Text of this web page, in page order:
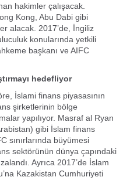
hakimler çalışacak.
Kong, Abu Dabi gibi
alacak. 2017’de, İngiliz
konularında yetkili
başkanı ve AIFC
hedefliyor
İslami finans piyasasının
şirketlerinin bölge
yapılıyor. Masraf al Ryan
gibi İslam finans
sınırlarında büyümesi
sektörünün dünya çapındaki
Ayrıca 2017’de İslam
Kazakistan Cumhuriyeti